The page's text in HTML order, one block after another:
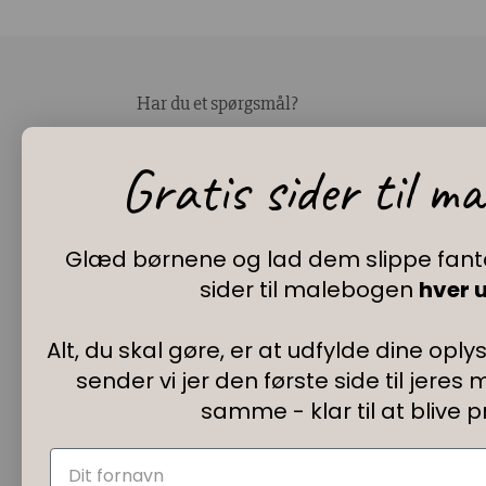
Har du et spørgsmål?
+45 60 15 72 04
Telefon & mail besvares I tidsrummet:
kundeservice@prikogstreg.dk
Gratis sider til
Glæd børnene og lad dem slippe
sider til malebogen hver
Alt, du skal gøre, er at udfylde dine
sender vi jer den første side til jeres
samme - klar til at blive